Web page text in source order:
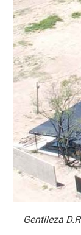
Gentileza D.R